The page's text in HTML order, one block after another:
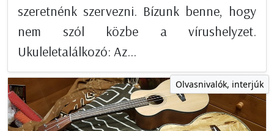
szeretnénk szervezni. Bízunk benne, hogy
nem szól közbe a vírushelyzet.
Ukuleletalálkozó: Az...
Olvasnivalók, interjúk